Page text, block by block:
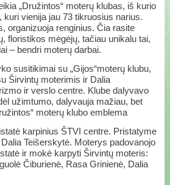
„Družintos“ moterų klubas, iš kurio
kuri vienija jau 73 tikruosius narius.
organizuoja renginius. Čia rasite
floristikos mėgėjų, tačiau unikalu tai,
– bendri moterų darbai.
susitikimai su „Gijos“moterų klubu,
Širvintų moterimis ir Dalia
ir verslo centre. Klube dalyvavo
užimtumo, dalyvauja mažiau, bet
moterų klubo emblema
karpinius ŠTVI centre. Pristatyme
Teišerskytė. Moterys padovanojo
ir mokė karpyti Širvintų moteris:
Čiburienė, Rasa Grinienė, Dalia